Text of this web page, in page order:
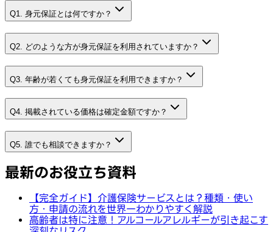
Q1. 身元保証とは何ですか？
Q2. どのような方が身元保証を利用されていますか？
Q3. 年齢が若くても身元保証を利用できますか？
Q4. 掲載されている価格は確定金額ですか？
Q5. 誰でも相談できますか？
最新のお役立ち資料
【完全ガイド】介護保険サービスとは？種類・使い
方・申請の流れを世界一わかりやすく解説
高齢者は特に注意！アルコールアレルギーが引き起こす